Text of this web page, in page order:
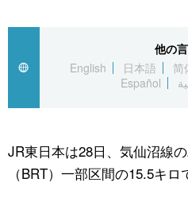
国際
社会
文化
アーカイブ
Japan Data
旅と暮らし
動画/Live
文化
科学・技術
暮らし
スポーツ・東京2020
他の
English
日本語 简
Español
JR東日本は28日、気仙沼線
（BRT）一部区間の15.5キ